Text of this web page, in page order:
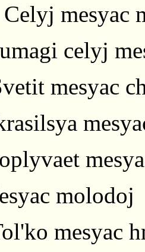
Celyj mesyac
celyj
mesyac
molodoj
mesyac